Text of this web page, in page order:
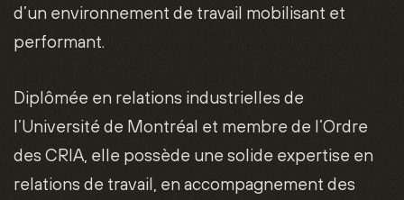
d’un environnement de travail mobilisant et
performant.
Diplômée en relations industrielles de
l’Université de Montréal et membre de l’Ordre
des CRIA, elle possède une solide expertise en
relations de travail, en accompagnement des